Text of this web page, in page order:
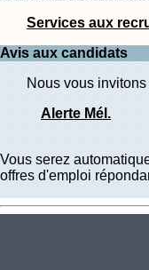
Services aux
Avis aux candidats
Nous vous
Alerte Mél.
Vous serez
offres d'emploi